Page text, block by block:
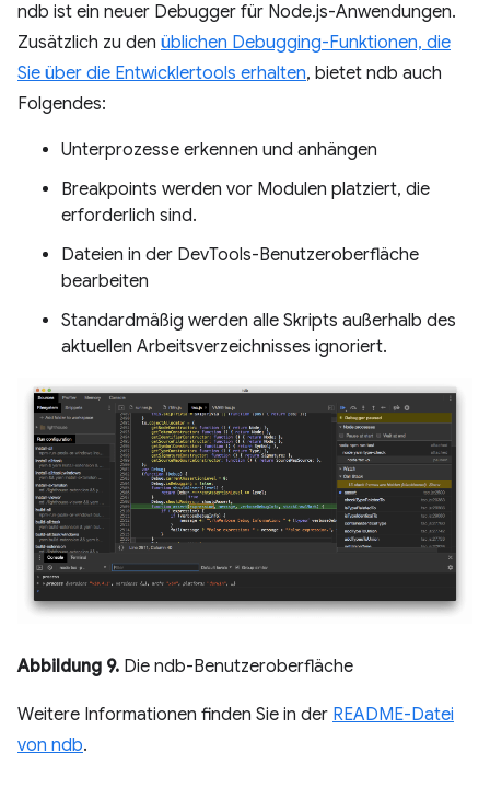
ndb ist ein neuer Debugger für Node.js-Anwendungen.
Zusätzlich zu den üblichen Debugging-Funktionen, die
Sie über die Entwicklertools erhalten, bietet ndb auch
Folgendes:
Unterprozesse erkennen und anhängen
Breakpoints werden vor Modulen platziert, die
erforderlich sind.
Dateien in der DevTools-Benutzeroberfläche
bearbeiten
Standardmäßig werden alle Skripts außerhalb des
aktuellen Arbeitsverzeichnisses ignoriert.
Abbildung 9. Die ndb-Benutzeroberfläche
Weitere Informationen finden Sie in der README-Datei
von ndb.